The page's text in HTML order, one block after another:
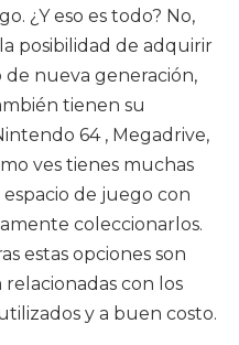
¿Y eso es todo? No,
posibilidad de adquirir
de nueva generación,
tienen su
64 , Megadrive,
ves tienes muchas
de juego con
coleccionarlos.
estas opciones son
con los
y a buen costo.